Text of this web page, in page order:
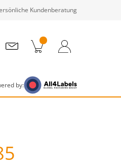
Kundenberatung
by: